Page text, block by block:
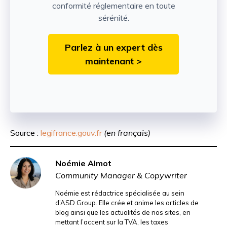
conformité réglementaire en toute
sérénité.
Parlez à un expert dès
maintenant >
Source : legifrance.gouv.fr (en français)
Noémie Almot
Community Manager & Copywriter
Noémie est rédactrice spécialisée au sein
d’ASD Group. Elle crée et anime les articles de
blog ainsi que les actualités de nos sites, en
mettant l’accent sur la TVA, les taxes